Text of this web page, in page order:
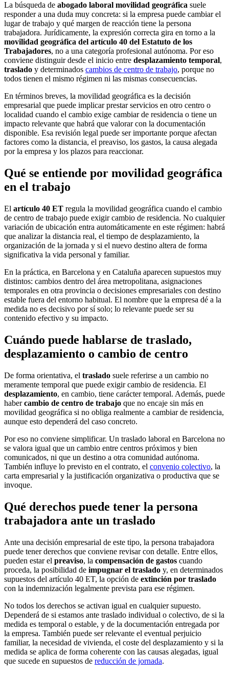
La búsqueda de abogado laboral movilidad geográfica suele
responder a una duda muy concreta: si la empresa puede cambiar el
lugar de trabajo y qué margen de reacción tiene la persona
trabajadora. Jurídicamente, la expresión correcta gira en torno a la
movilidad geográfica del artículo 40 del Estatuto de los
Trabajadores, no a una categoría profesional autónoma. Por eso
conviene distinguir desde el inicio entre desplazamiento temporal,
traslado y determinados cambios de centro de trabajo, porque no
todos tienen el mismo régimen ni las mismas consecuencias.
En términos breves, la movilidad geográfica es la decisión
empresarial que puede implicar prestar servicios en otro centro o
localidad cuando el cambio exige cambiar de residencia o tiene un
impacto relevante que habrá que valorar con la documentación
disponible. Esa revisión legal puede ser importante porque afectan
factores como la distancia, el preaviso, los gastos, la causa alegada
por la empresa y los plazos para reaccionar.
Qué se entiende por movilidad geográfica
en el trabajo
El artículo 40 ET regula la movilidad geográfica cuando el cambio
de centro de trabajo puede exigir cambio de residencia. No cualquier
variación de ubicación entra automáticamente en este régimen: habrá
que analizar la distancia real, el tiempo de desplazamiento, la
organización de la jornada y si el nuevo destino altera de forma
significativa la vida personal y familiar.
En la práctica, en Barcelona y en Cataluña aparecen supuestos muy
distintos: cambios dentro del área metropolitana, asignaciones
temporales en otra provincia o decisiones empresariales con destino
estable fuera del entorno habitual. El nombre que la empresa dé a la
medida no es decisivo por sí solo; lo relevante puede ser su
contenido efectivo y su impacto.
Cuándo puede hablarse de traslado,
desplazamiento o cambio de centro
De forma orientativa, el traslado suele referirse a un cambio no
meramente temporal que puede exigir cambio de residencia. El
desplazamiento, en cambio, tiene carácter temporal. Además, puede
habercambio de centro de trabajo que no encaje sin más en
movilidad geográfica si no obliga realmente a cambiar de residencia,
aunque esto dependerá del caso concreto.
Por eso no conviene simplificar. Un traslado laboral en Barcelona no
se valora igual que un cambio entre centros próximos y bien
comunicados, ni que un destino a otra comunidad autónoma.
También influye lo previsto en el contrato, el convenio colectivo, la
carta empresarial y la justificación organizativa o productiva que se
invoque.
Qué derechos puede tener la persona
trabajadora ante un traslado
Ante una decisión empresarial de este tipo, la persona trabajadora
puede tener derechos que conviene revisar con detalle. Entre ellos,
pueden estar el preaviso, la compensación de gastos cuando
proceda, la posibilidad de impugnar el traslado y, en determinados
supuestos del artículo 40 ET, la opción de extinción por traslado
con la indemnización legalmente prevista para ese régimen.
No todos los derechos se activan igual en cualquier supuesto.
Dependerá de si estamos ante traslado individual o colectivo, de si la
medida es temporal o estable, y de la documentación entregada por
la empresa. También puede ser relevante el eventual perjuicio
familiar, la necesidad de vivienda, el coste del desplazamiento y si la
medida se aplica de forma coherente con las causas alegadas, igual
que sucede en supuestos de reducción de jornada.